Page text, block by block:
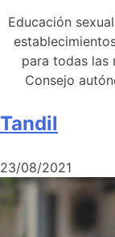
Educación
para todas las
Consejo
Tandil
23/08/2021